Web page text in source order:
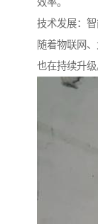
效率。
技术发展：
随着物联网
也在持续升级